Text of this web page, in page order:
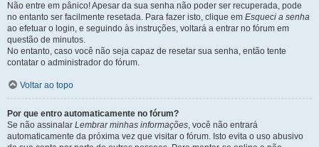
Não entre em pânico! Apesar da sua senha não poder ser recuperada, pode
no entanto ser facilmente resetada. Para fazer isto, clique em Esqueci a senha
ao efetuar o login, e seguindo às instruções, voltará a entrar no fórum em
questão de minutos.
No entanto, caso você não seja capaz de resetar sua senha, então tente
contatar o administrador do fórum.
Voltar ao topo
Por que entro automaticamente no fórum?
Se não assinalar Lembrar minhas informações, você não entrará
automaticamente da próxima vez que visitar o fórum. Isto evita o uso abusivo